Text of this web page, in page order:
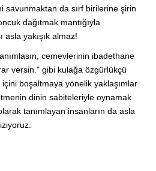
savunmaktan da sırf birilerine şirin
dağıtmak mantığıyla
asla yakışık almaz!
cemevlerinin ibadethane
versin." gibi kulağa özgürlükçü
boşaltmaya yönelik yaklaşımlar
dinin sabiteleriyle oynamak
tanımlayan insanların da asla